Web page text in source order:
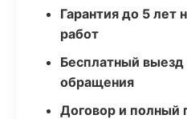
Гарантия до 5 лет
работ
Бесплатный выезд
обращения
Договор и полный